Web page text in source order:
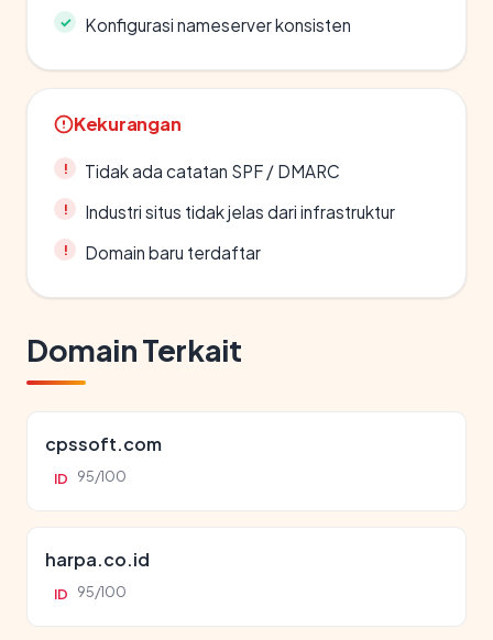
Konfigurasi nameserver konsisten
Kekurangan
Tidak ada catatan SPF / DMARC
Industri situs tidak jelas dari infrastruktur
Domain baru terdaftar
Domain Terkait
cpssoft.com
ID 95/100
harpa.co.id
ID 95/100